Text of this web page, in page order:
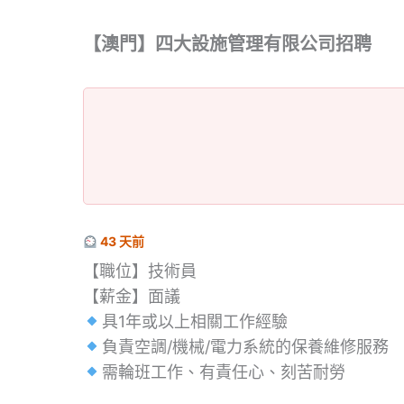
【澳門】四大設施管理有限公司招聘
43 天前
【職位】技術員
【薪金】面議
具1年或以上相關工作經驗
負責空調/機械/電力系統的保養維修服務
需輪班工作、有責任心、刻苦耐勞